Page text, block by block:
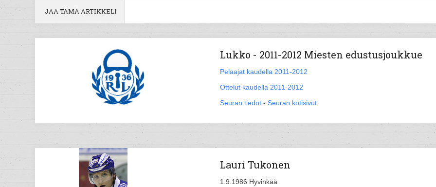
JAA TÄMÄ ARTIKKELI
Lukko - 2011-2012 Miesten edustusjoukkue
Pelaajat kaudella 2011-2012
Ottelut kaudella 2011-2012
Seuran tiedot - Seuran kotisivut
Lauri Tukonen
1.9.1986 Hyvinkää